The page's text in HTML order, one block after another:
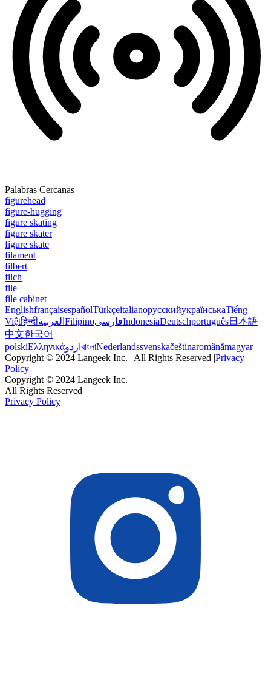
Palabras Cercanas
figurehead
figure-hugging
figure skating
figure skater
figure skate
filament
filbert
filch
file
file cabinet
EnglishfrançaisespañolTürkçeitalianoрусскийукраїнськаTiếng
Việtहिन्दीالعربية FilipinoفارسیIndonesiaDeutschportuguês日本語
中文한국어
polskiΕλληνικάاردو বাংলাNederlandssvenskačeštinaromânămagyar
Copyright © 2024 Langeek Inc. | All Rights Reserved |Privacy
Policy
Copyright © 2024 Langeek Inc.
All Rights Reserved
Privacy Policy